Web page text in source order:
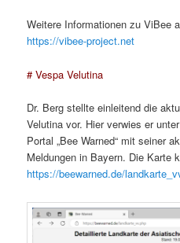
Weitere Informationen zu ViBee
https://vibee-project.net
# Vespa Velutina
Dr. Berg stellte einleitend die
Velutina vor. Hier verwies er
Portal „Bee Warned“ mit seiner
Meldungen in Bayern. Die Karte
https://beewarned.de/